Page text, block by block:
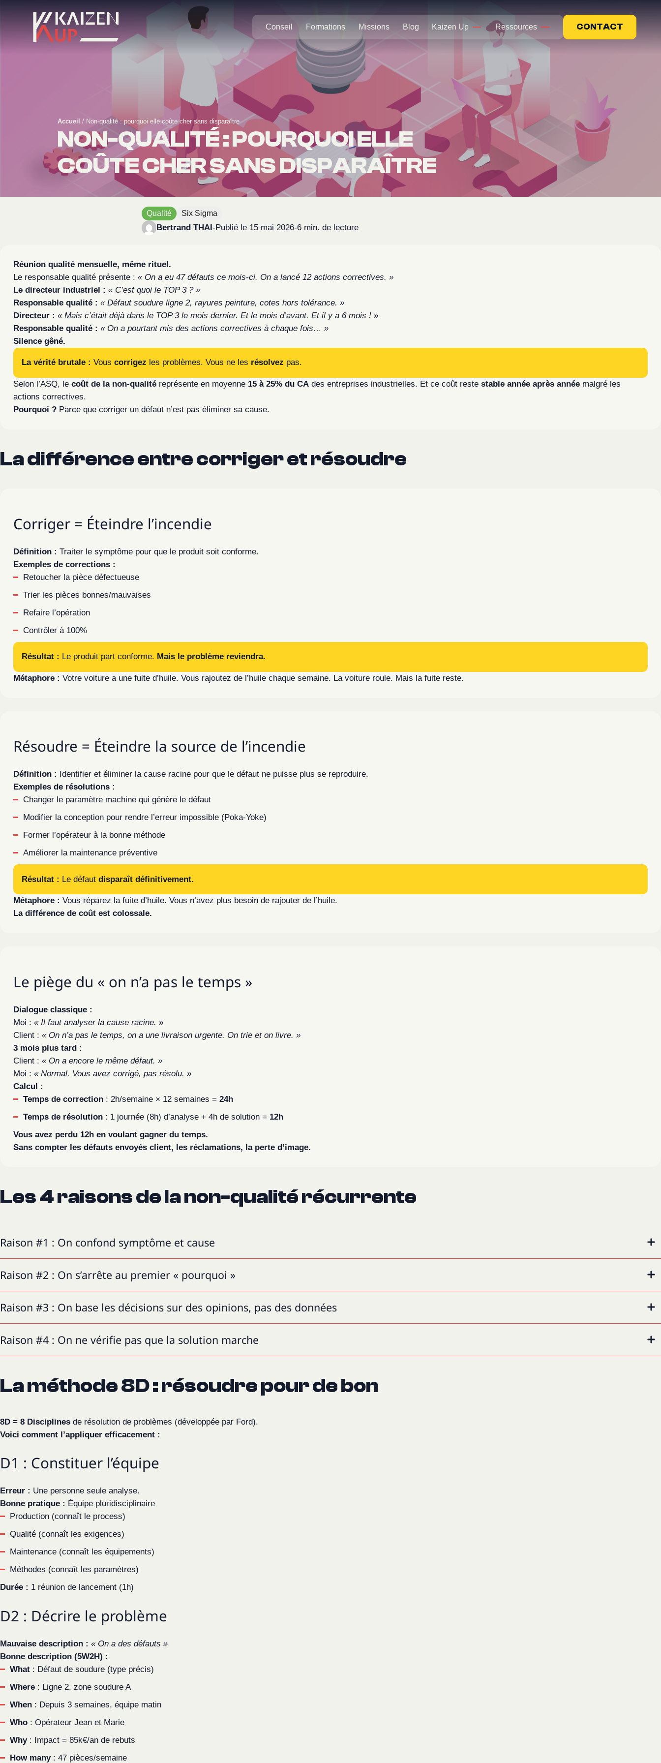
Conseil Formations Missions Blog Kaizen Up Ressources CONTACT
Accueil / Non-qualité : pourquoi elle coûte cher sans disparaître
NON-QUALITÉ : POURQUOI ELLE
COÛTE CHER SANS DISPARAÎTRE
Qualité Six Sigma
Bertrand THAI-Publié le 15 mai 2026-6 min. de lecture
Réunion qualité mensuelle, même rituel.
Le responsable qualité présente : « On a eu 47 défauts ce mois-ci. On a lancé 12 actions correctives. »
Le directeur industriel : « C’est quoi le TOP 3 ? »
Responsable qualité : « Défaut soudure ligne 2, rayures peinture, cotes hors tolérance. »
Directeur : « Mais c’était déjà dans le TOP 3 le mois dernier. Et le mois d’avant. Et il y a 6 mois ! »
Responsable qualité : « On a pourtant mis des actions correctives à chaque fois… »
Silence gêné.
La vérité brutale : Vouscorrigez les problèmes. Vous ne les résolvez pas.
Selon l’ASQ, le coût de la non-qualitéreprésente en moyenne 15 à 25% du CAdes entreprises industrielles. Et ce coût reste stable année après annéemalgré les
actions correctives.
Pourquoi ?Parce que corriger un défaut n’est pas éliminer sa cause.
La différence entre corriger et résoudre
Corriger = Éteindre l’incendie
Définition : Traiter le symptôme pour que le produit soit conforme.
Exemples de corrections :
Retoucher la pièce défectueuse
Trier les pièces bonnes/mauvaises
Refaire l’opération
Contrôler à 100%
Résultat : Le produit part conforme. Mais le problème reviendra.
Métaphore : Votre voiture a une fuite d’huile. Vous rajoutez de l’huile chaque semaine. La voiture roule. Mais la fuite reste.
Résoudre = Éteindre la source de l’incendie
Définition : Identifier et éliminer la cause racine pour que le défaut ne puisse plus se reproduire.
Exemples de résolutions :
Changer le paramètre machine qui génère le défaut
Modifier la conception pour rendre l’erreur impossible (Poka-Yoke)
Former l’opérateur à la bonne méthode
Améliorer la maintenance préventive
Résultat : Le défautdisparaît définitivement.
Métaphore : Vous réparez la fuite d’huile. Vous n’avez plus besoin de rajouter de l’huile.
La différence de coût est colossale.
Le piège du « on n’a pas le temps »
Dialogue classique :
Moi : « Il faut analyser la cause racine. »
Client : « On n’a pas le temps, on a une livraison urgente. On trie et on livre. »
3 mois plus tard :
Client : « On a encore le même défaut. »
Moi : « Normal. Vous avez corrigé, pas résolu. »
Calcul :
Temps de correction: 2h/semaine × 12 semaines = 24h
Temps de résolution: 1 journée (8h) d’analyse + 4h de solution = 12h
Vous avez perdu 12h en voulant gagner du temps.
Sans compter les défauts envoyés client, les réclamations, la perte d’image.
Les 4 raisons de la non-qualité récurrente
Raison #1 : On confond symptôme et cause
Raison #2 : On s’arrête au premier « pourquoi »
Raison #3 : On base les décisions sur des opinions, pas des données
Raison #4 : On ne vérifie pas que la solution marche
Baseline
Action
Mesure
Validation
La méthode 8D : résoudre pour de bon
8D = 8 Disciplines de résolution de problèmes (développée par Ford).
Voici comment l’appliquer efficacement :
D1 : Constituer l’équipe
Erreur : Une personne seule analyse.
Bonne pratique : Équipe pluridisciplinaire
Production (connaît le process)
Qualité (connaît les exigences)
Maintenance (connaît les équipements)
Méthodes (connaît les paramètres)
Durée : 1 réunion de lancement (1h)
D2 : Décrire le problème
Mauvaise description : « On a des défauts »
Bonne description (5W2H) :
What : Défaut de soudure (type précis)
Where : Ligne 2, zone soudure A
When : Depuis 3 semaines, équipe matin
Who : Opérateur Jean et Marie
Why: Impact = 85k€/an de rebuts
How many: 47 pièces/semaine